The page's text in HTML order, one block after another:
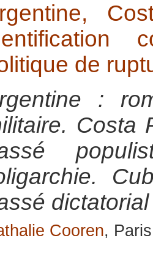
de
:
Costa
Cooren,